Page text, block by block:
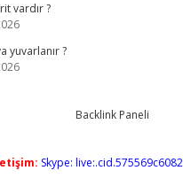
vardır ?
yuvarlanır ?
Skype: